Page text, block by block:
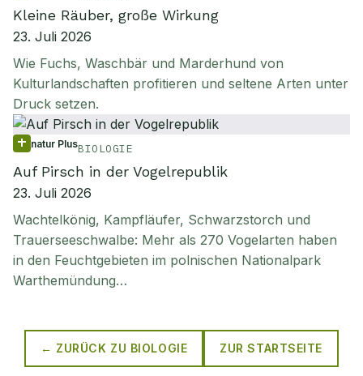
Kleine Räuber, große Wirkung
23. Juli 2026
Wie Fuchs, Waschbär und Marderhund von
Kulturlandschaften profitieren und seltene Arten unter
Druck setzen.
natur PlusBIOLOGIE
Auf Pirsch in der Vogelrepublik
23. Juli 2026
Wachtelkönig, Kampfläufer, Schwarzstorch und
Trauerseeschwalbe: Mehr als 270 Vogelarten haben
in den Feuchtgebieten im polnischen Nationalpark
Warthemündung…
← ZURÜCK ZU BIOLOGIE ZUR STARTSEITE